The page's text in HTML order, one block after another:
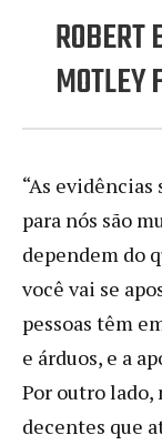
ROBERT
MOTLEY
“As evidências
para nós são
dependem do
você vai se
pessoas têm
e árduos, e a
Por outro lado,
decentes que